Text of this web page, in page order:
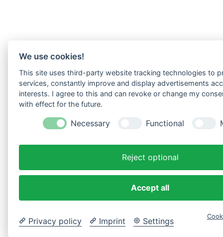
We use cookies!
This site uses third-party website tracking technologies to
services, constantly improve and display advertisements
interests. I agree to this and can revoke or change my
with effect for the future.
Necessary Functional
Reject optional
Accept all
Privacy policy Imprint Settings